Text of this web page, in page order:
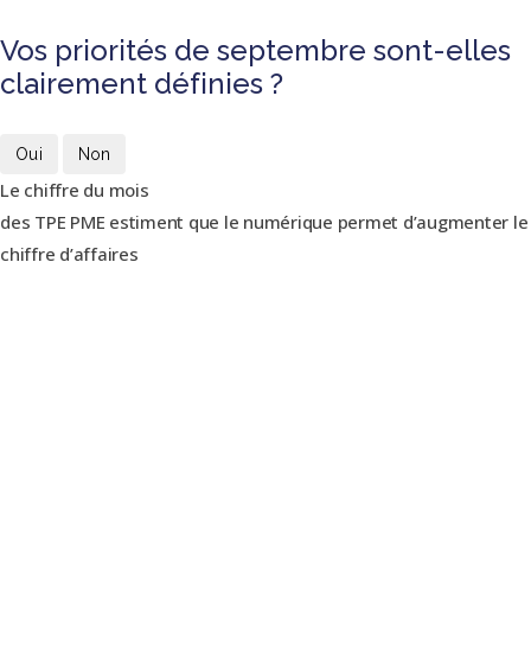
Vos priorités de septembre sont-elles
clairement définies ?
Oui Non
Le chiffre du mois
des TPE PME estiment que le numérique permet d’augmenter le
chiffre d’affaires